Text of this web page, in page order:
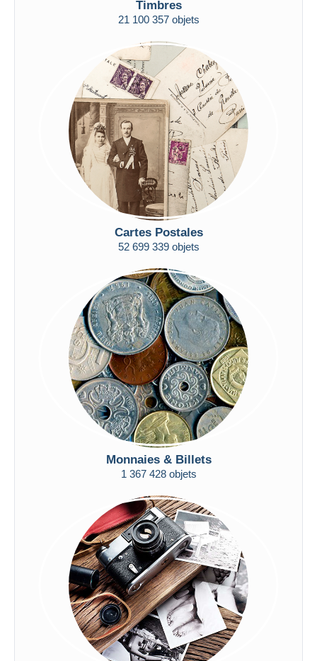
Uniquement en réduction
Livraison gratuite
Méthodes de paiement
Virement bancaire
Visa
Mastercard
Bancontact
iDeal
Maestro
Résidence du vendeur
Appliquer
Timbres
21 100 357 objets
Cartes Postales
52 699 339 objets
Monnaies & Billets
1 367 428 objets